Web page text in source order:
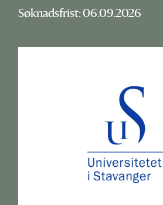
Søknadsfrist: 06.09.2026